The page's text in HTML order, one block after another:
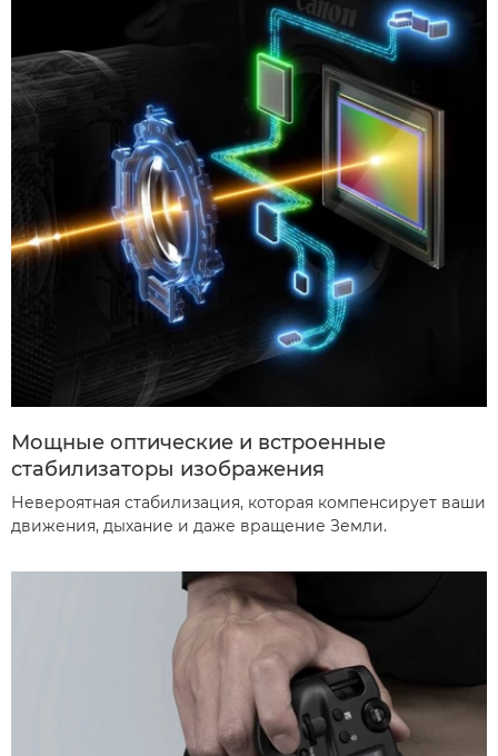
Мощные оптические и встроенные
стабилизаторы изображения
Невероятная стабилизация, которая компенсирует ваши
движения, дыхание и даже вращение Земли.